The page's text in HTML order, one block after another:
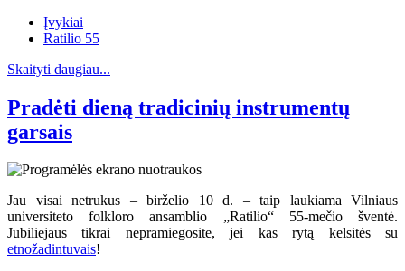
Įvykiai
Ratilio 55
Skaityti daugiau...
Pradėti dieną tradicinių instrumentų
garsais
Jau visai netrukus – birželio 10 d. – taip laukiama Vilniaus
universiteto folkloro ansamblio „Ratilio“ 55-mečio šventė.
Jubiliejaus tikrai nepramiegosite, jei kas rytą kelsitės su
etnožadintuvais!